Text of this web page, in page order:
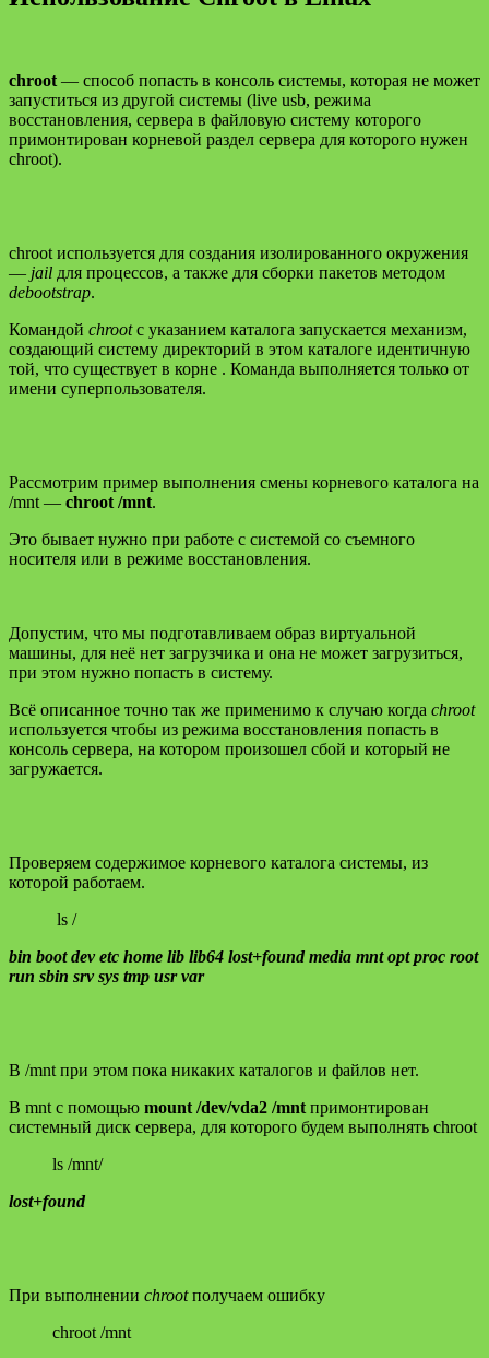
chroot — способ попасть в консоль системы, которая не может
запуститься из другой системы (live usb, режима
восстановления, сервера в файловую систему которого
примонтирован корневой раздел сервера для которого нужен
chroot).
chroot используется для создания изолированного окружения
— jail для процессов, а также для сборки пакетов методом
debootstrap.
Командой chrootс указанием каталога запускается механизм,
создающий систему директорий в этом каталоге идентичную
той, что существует в корне . Команда выполняется только от
имени суперпользователя.
Рассмотрим пример выполнения смены корневого каталога на
/mnt — chroot /mnt.
Это бывает нужно при работе с системой со съемного
носителя или в режиме восстановления.
Допустим, что мы подготавливаем образ виртуальной
машины, для неё нет загрузчика и она не может загрузиться,
при этом нужно попасть в систему.
Всё описанное точно так же применимо к случаю когда chroot
используется чтобы из режима восстановления попасть в
консоль сервера, на котором произошел сбой и который не
загружается.
Проверяем содержимое корневого каталога системы, из
которой работаем.
ls /
bin boot dev etc home lib lib64 lost+found media mnt opt proc root
run sbin srv sys tmp usr var
В /mnt при этом пока никаких каталогов и файлов нет.
В mnt с помощью mount /dev/vda2 /mnt примонтирован
системный диск сервера, для которого будем выполнять chroot
ls /mnt/
lost+found
При выполнении chrootполучаем ошибку
chroot /mnt